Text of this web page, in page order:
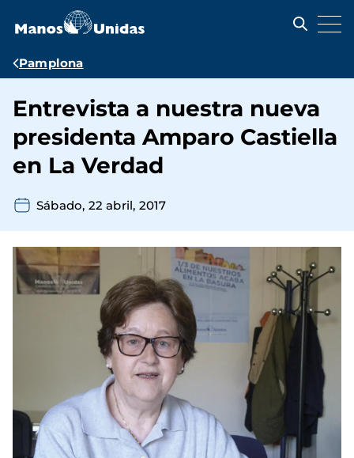
contenido
Ruta
navegación
Pamplona
Entrevista a nuestra nueva
presidenta Amparo Castiella
en La Verdad
Sábado, 22 abril, 2017